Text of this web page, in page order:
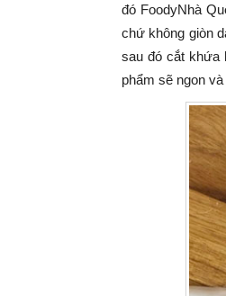
đó FoodyNhà
chứ không giòn
sau đó cắt khứa
phẩm sẽ ngon